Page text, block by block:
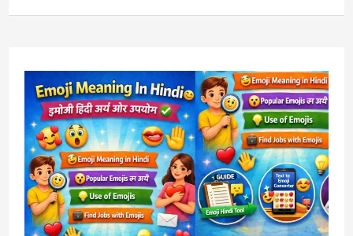
for
in
Hindi
–
सही
करियर
चुनने